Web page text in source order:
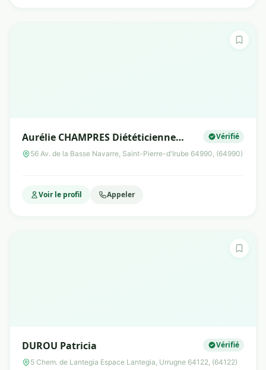
Aurélie CHAMPRES Diététicienne
Nutritionniste
Vérifié
56 Av. de la Basse Navarre, Saint-Pierre-d'Irube 64990, (64990)
Voir le profil Appeler
DUROU Patricia Vérifié
5 Chem. de Lantegia Espace Lantegia, Urrugne 64122, (64122)